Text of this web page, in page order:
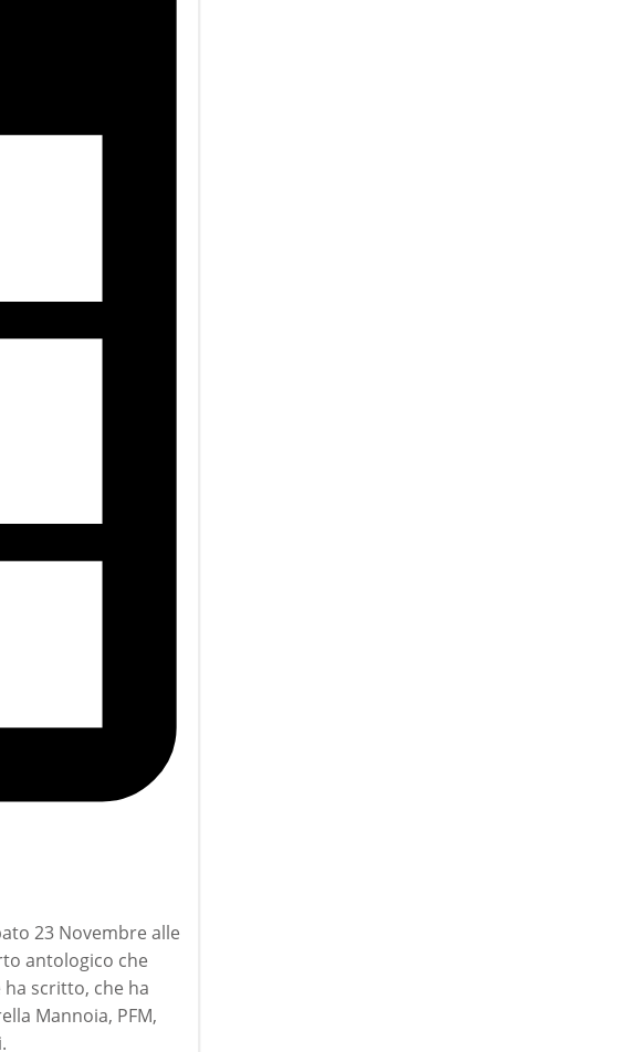
23 Novembre alle
antologico che
scritto, che ha
Mannoia, PFM,